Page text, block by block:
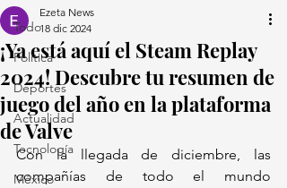
Todo
Política
Deportes
Actualidad
Tecnología
México
¡Ya está aquí el Steam Replay
2024! Descubre tu resumen de
juego del año en la plataforma
de Valve
Ezeta News
18 dic 2024
Con la llegada de diciembre, las
compañías de todo el mundo